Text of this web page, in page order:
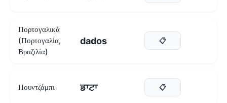
Πορτογαλικά
(Πορτογαλία,
Βραζιλία)
dados 📋
Πουντζάμπι ਡਾਟਾ 📋